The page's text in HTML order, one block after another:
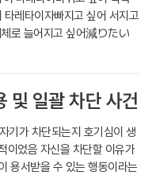
레타이자빠지고 싶어 서지고
로 늘어지고 싶어減りたい
및 일괄 차단 사건
기가 차단되는지 호기심이 생
이었음 자신을 차단할 이유가
용서받을 수 있는 행동이라는